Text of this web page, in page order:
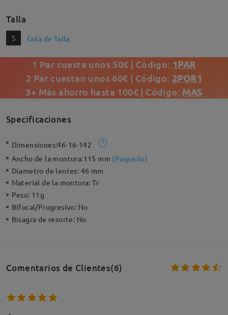
Talla
S Guía de Talla
1 Par cuesta unos 50€ | Código: 1PAR
2 Par cuestan unos 60€ | Código: 2POR1
3+ Más ahorro hasta 100€ | Código: MAS
Specificaciones
Dimensiones:46-16-142
Ancho de la montura:115 mm (Paqueño)
Diametro de lentes: 46 mm
Material de la montura:Tr
Peso: 11g
Bifocal/Progresivo: No
Bisagra de resorte: No
Comentarios de Clientes(6)